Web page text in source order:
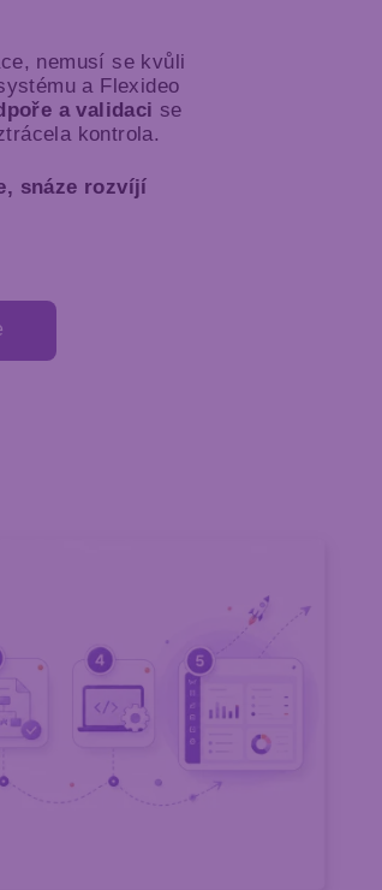
nemusí se kvůli
a Flexideo
a validaci se
kontrola.
snáze rozvíjí